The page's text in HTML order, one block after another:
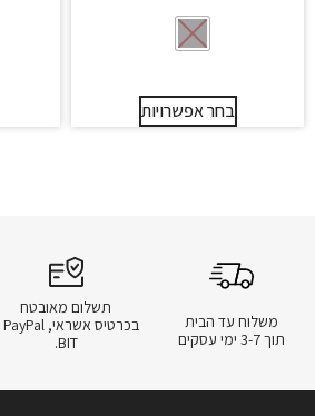
בחר אפשרויות
משלוח עד הבית
תוך 3-7 ימי עסקים
תשלום מאובטח
BIT.